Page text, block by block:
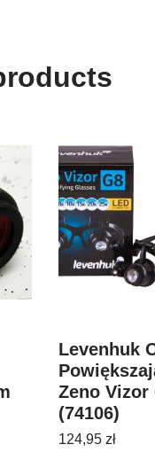
Levenhuk
Zeno Vizor
(74106)
124,95 zł